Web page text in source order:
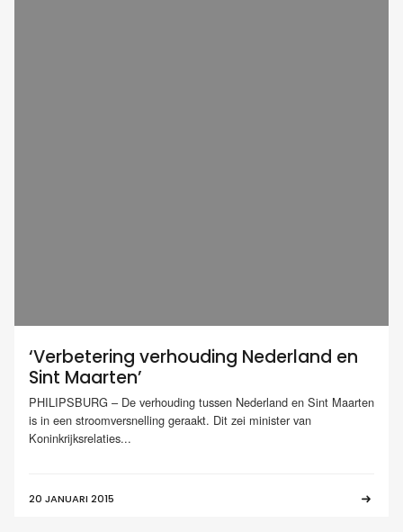
‘Verbetering verhouding Nederland en
Sint Maarten’
PHILIPSBURG – De verhouding tussen Nederland en Sint Maarten
is in een stroomversnelling geraakt. Dit zei minister van
Koninkrijksrelaties...
20 JANUARI 2015